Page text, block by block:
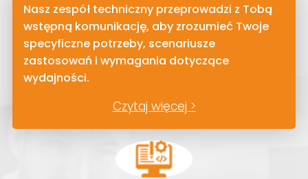
Nasz zespół techniczny przeprowadzi z Tobą
wstępną komunikację, aby zrozumieć Twoje
specyficzne potrzeby, scenariusze
zastosowań i wymagania dotyczące
wydajności.
Czytaj więcej >